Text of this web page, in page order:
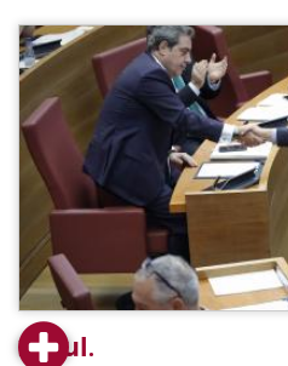
22 jul.